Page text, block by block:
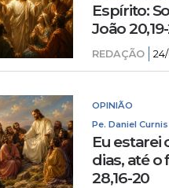
Espírito:
João
REDAÇÃO
OPINIÃO
Pe. Daniel Curnis
Eu estarei
dias, até
28,16-20